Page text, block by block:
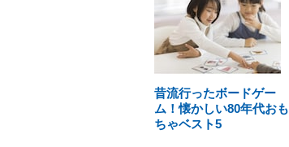
昔流行ったボードゲー
ム！懐かしい80年代おも
ちゃベスト5